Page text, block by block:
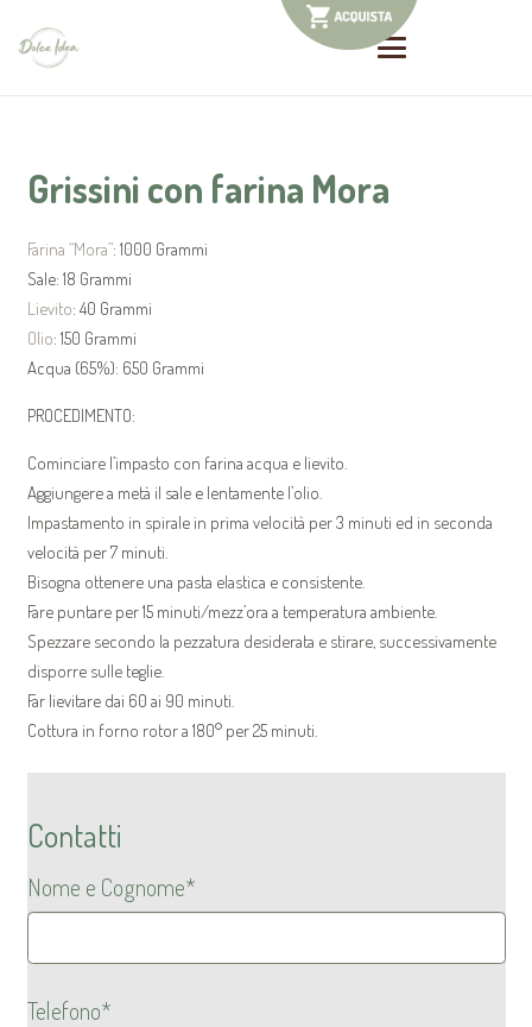
Grissini con farina Mora
Farina “Mora”: 1000 Grammi
Sale: 18 Grammi
Lievito: 40 Grammi
Olio: 150 Grammi
Acqua (65%): 650 Grammi
PROCEDIMENTO:
Cominciare l’impasto con farina acqua e lievito.
Aggiungere a metà il sale e lentamente l’olio.
Impastamento in spirale in prima velocità per 3 minuti ed in seconda
velocità per 7 minuti.
Bisogna ottenere una pasta elastica e consistente.
Fare puntare per 15 minuti/mezz’ora a temperatura ambiente.
Spezzare secondo la pezzatura desiderata e stirare, successivamente
disporre sulle teglie.
Far lievitare dai 60 ai 90 minuti.
Cottura in forno rotor a 180° per 25 minuti.
Contatti
Nome e Cognome*
Telefono*